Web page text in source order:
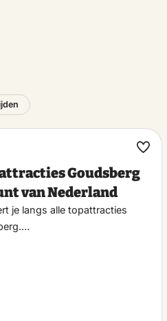
Goudsberg
van Nederland
je langs alle topattracties
Maak